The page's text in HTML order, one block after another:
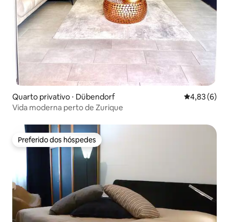
Quarto privativo ⋅ Dübendorf 4,83 de uma
4,83 (6)
Vida moderna perto de Zurique
Preferido dos hóspedes
Preferido dos hóspedes